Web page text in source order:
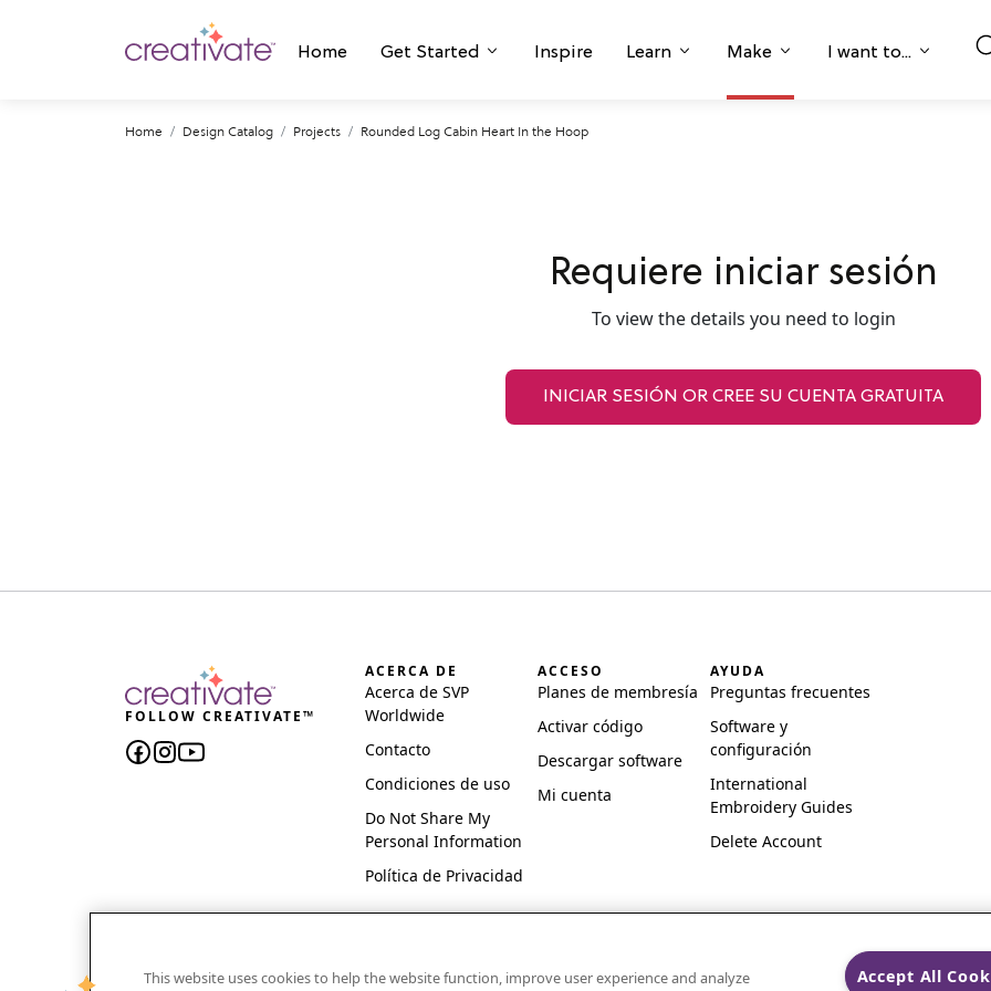
Home Get Started Inspire Learn Make I want to...
Home Design Catalog Projects Rounded Log Cabin Heart In the Hoop
Requiere iniciar sesión
To view the details you need to login
INICIAR SESIÓN OR CREE SU CUENTA GRATUITA
FOLLOW CREATIVATE™
ACERCA DE
Acerca de SVP
Worldwide
Contacto
Condiciones de uso
Do Not Share My
Personal Information
Política de Privacidad
ACCESO
Planes de membresía
Activar código
Descargar software
Mi cuenta
AYUDA
Preguntas frecuentes
Software y
configuración
International
Embroidery Guides
Delete Account
This website uses cookies to help the website function, improve user experience and analyze
Accept All